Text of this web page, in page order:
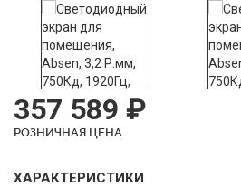
357 589 ₽
РОЗНИЧНАЯ ЦЕНА
ХАРАКТЕРИСТИКИ